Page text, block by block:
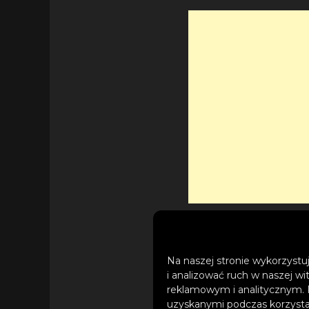
Na naszej stronie
i analizować ruch w naszej
reklamowym i
uzyskanymi podczas
Oczy całego
Detroit”, ale
Explain”, „Back &